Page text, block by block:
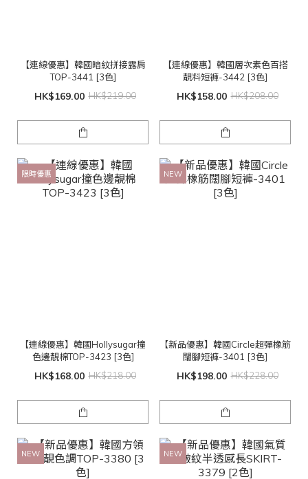
【連線優惠】韓國暗紋拼接露肩
TOP-3441 [3色]
HK$169.00 HK$219.00
【連線優惠】韓國層次素色百搭
靚料短褲-3442 [3色]
HK$158.00 HK$208.00
限時優惠
【連線優惠】韓國Hollysugar撞
色邊靚棉TOP-3423 [3色]
HK$168.00 HK$218.00
NEW
【新品優惠】韓國Circle超彈橡筋
闊腳短褲-3401 [3色]
HK$198.00 HK$228.00
NEW NEW